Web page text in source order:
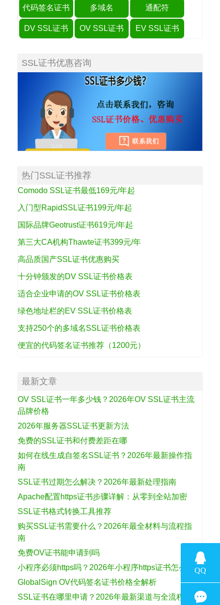
代码签名证书 多域名 通配符
DV SSL证书 OV SSL证书 EV SSL证书
SSL证书优惠咨询
热门SSL证书推荐
Comodo SSL证书最低169元/年起
入门型RapidSSL证书199元/年起
国际品牌Geotrust证书619元/年起
第三大CA机构Thawte证书399元/年
高品质国产SSL证书优惠购买
十分钟颁发的DV SSL证书价格表
适合企业申请的OV SSL证书价格表
绿色地址栏的EV SSL证书价格表
支持250个的多域名SSL证书价格表
便宜的代码签名证书推荐（1200元）
最新文章
OV SSL证书一年多少钱？2026年OV SSL证书主流
品牌价格
2026年服务器SSL证书更新方法
免费的SSL证书和付费差距在哪
如何在线生成自签名SSL证书？2026年最新操作指
南
SSL证书过期怎么解决？2026年最新处理指南
Apache配置https证书步骤详解：从零到全站加密
SSL证书格式转换工具推荐
购买SSL证书需要什么？2026年最全材料与流程指
南
免费OV证书能申请到吗
小程序必须https吗？2026年小程序https证书怎么选
GlobalSign OV代码签名证书价格全解析
SSL证书在哪里申请？2026年最新渠道与全流程指